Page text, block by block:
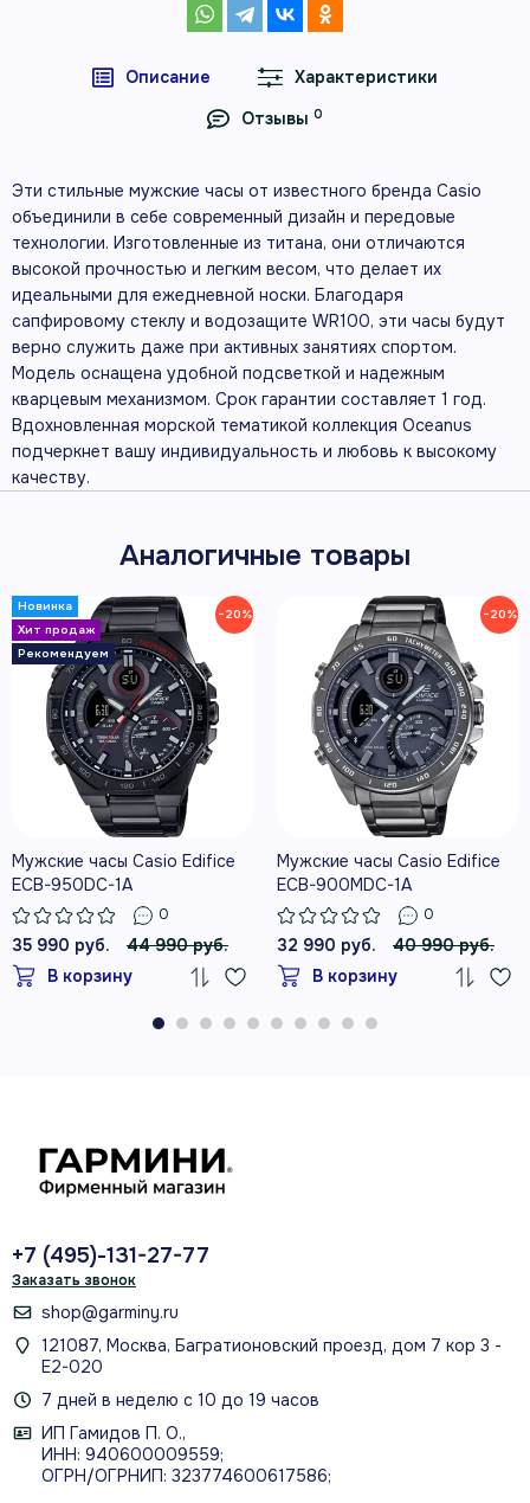
Описание
Характеристики
Отзывы 0
Эти стильные мужские часы от известного бренда Casio
объединили в себе современный дизайн и передовые
технологии. Изготовленные из титана, они отличаются
высокой прочностью и легким весом, что делает их
идеальными для ежедневной носки. Благодаря
сапфировому стеклу и водозащите WR100, эти часы будут
верно служить даже при активных занятиях спортом.
Модель оснащена удобной подсветкой и надежным
кварцевым механизмом. Срок гарантии составляет 1 год.
Вдохновленная морской тематикой коллекция Oceanus
подчеркнет вашу индивидуальность и любовь к высокому
качеству.
Аналогичные товары
−20%
Мужские часы Casio Edifice
ECB-950DC-1A
0
35 990 руб.
44 990 руб.
В корзину
−20%
Мужские часы Casio Edifice
ECB-900MDC-1A
0
32 990 руб.
40 990 руб.
В корзину
+7 (495)-131-27-77
Заказать звонок
shop@garminy.ru
121087, Москва, Багратионовский проезд, дом 7 кор 3 -
Е2-020
7 дней в неделю с 10 до 19 часов
ИП Гамидов П. О.,
ИНН: 940600009559;
ОГРН/ОГРНИП: 323774600617586;